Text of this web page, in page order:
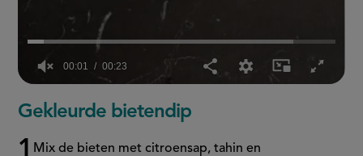
seconds
of
seconds
00:02 00:23
Gekleurde bietendip
Mix de bieten met citroensap, tahin en